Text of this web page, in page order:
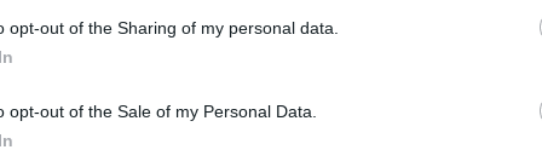
opt-out of the Sharing of my personal data.
opt-out of the Sale of my Personal Data.
Stelle. Il Maestro Andrea Loddo mostrerà in
nuragico con racconti, e sottofondo
dove al visitatore viene fatta rivivere l’